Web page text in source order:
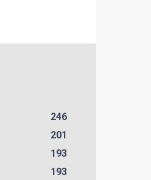
246
201
193
193